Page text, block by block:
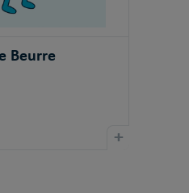
Beurre
+